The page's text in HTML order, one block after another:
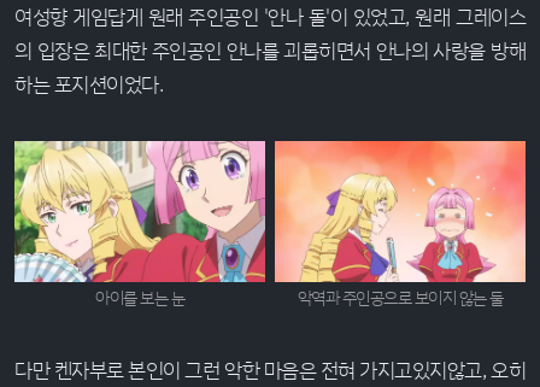
여성향 게임답게 원래 주인공인 '안나 돌'이 있었고, 원래 그레이스
의 입장은 최대한 주인공인 안나를 괴롭히면서 안나의 사랑을 방해
하는 포지션이었다.
아이를 보는 눈 악역과 주인공으로 보이지 않는 둘
다만 켄자부로 본인이 그런 악한 마음은 전혀 가지고있지않고, 오히